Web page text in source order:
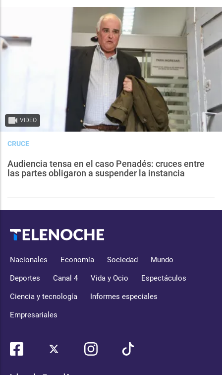
VIDEO
CRUCE
Audiencia tensa en el caso Penadés: cruces entre
las partes obligaron a suspender la instancia
Nacionales Economía Sociedad Mundo
Deportes Canal 4 Vida y Ocio Espectáculos
Ciencia y tecnología Informes especiales
Empresariales